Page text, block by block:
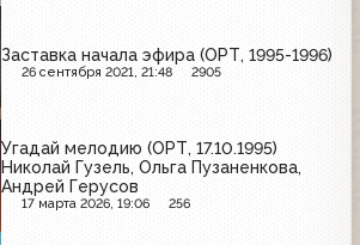
Заставка начала эфира (ОРТ, 1995-1996)
26 сентября 2021, 21:48 2905
Угадай мелодию (ОРТ, 17.10.1995)
Николай Гузель, Ольга Пузаненкова,
Андрей Герусов
17 марта 2026, 19:06 256